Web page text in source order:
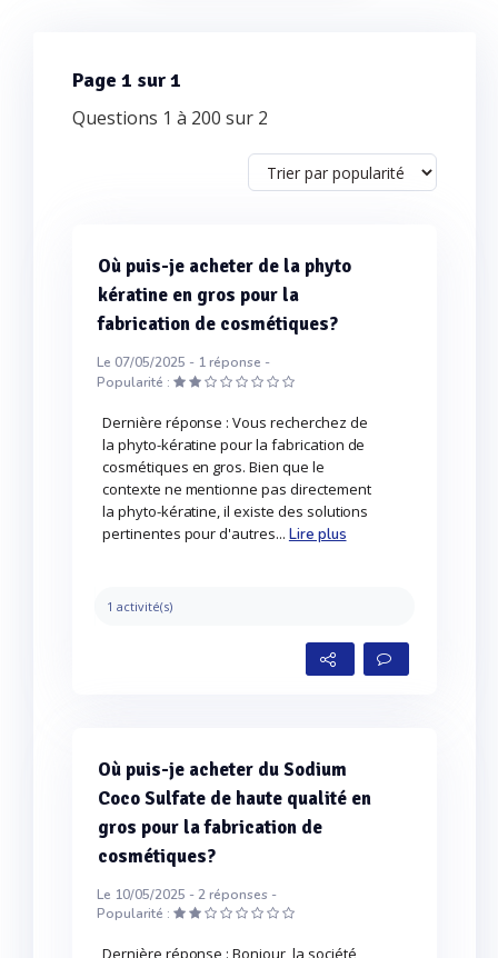
Page 1 sur 1
Questions 1 à 200 sur 2
Où puis-je acheter de la phyto
kératine en gros pour la
fabrication de cosmétiques?
Le 07/05/2025 - 1réponse -
Popularité :
Dernière réponse : Vous recherchez de
la phyto-kératine pour la fabrication de
cosmétiques en gros. Bien que le
contexte ne mentionne pas directement
la phyto-kératine, il existe des solutions
pertinentes pour d'autres... Lire plus
1 activité(s)
Où puis-je acheter du Sodium
Coco Sulfate de haute qualité en
gros pour la fabrication de
cosmétiques?
Le 10/05/2025 -2réponses -
Popularité :
Dernière réponse : Bonjour, la société